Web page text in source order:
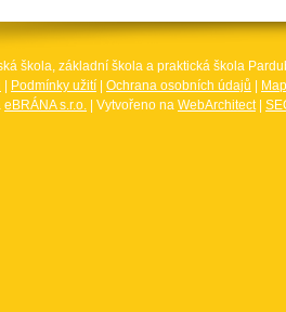
škola, základní škola a praktická škola
Podmínky užití Ochrana osobních údajů
eBRÁNA s.r.o. | Vytvořeno na WebArchitect|